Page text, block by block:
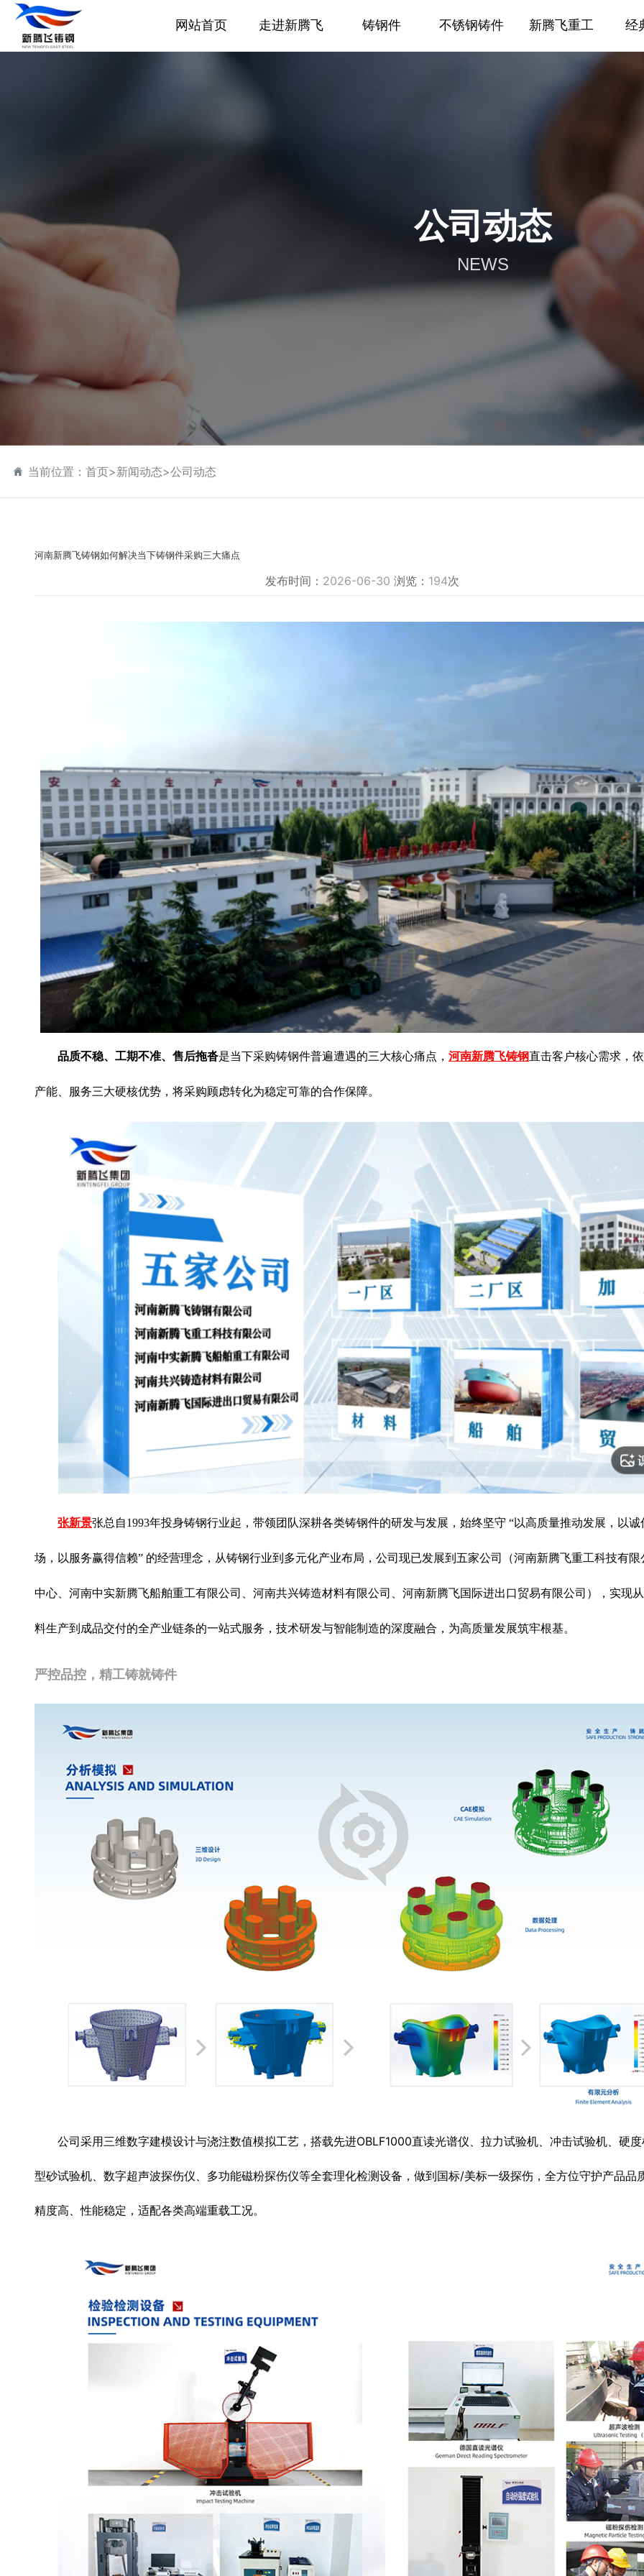
网站首页 走进新腾飞 铸钢件 不锈钢铸件 新腾飞重工 经
公司动态
NEWS
当前位置： 首页>新闻动态>公司动态
河南新腾飞铸钢如何解决当下铸钢件采购三大痛点
发布时间： 2026-06-30 浏览： 194次
品质不稳、工期不准、售后拖沓是当下采购铸钢件普遍遭遇的三大核心痛点， 河南新腾飞铸钢直击客户核心需求，
产能、服务三大硬核优势，将采购顾虑转化为稳定可靠的合作保障。
张新景张总自1993年投身铸钢行业起，带领团队深耕各类铸钢件的研发与发展，始终坚守 “以高质量推动发展，以诚
场，以服务赢得信赖” 的经营理念，从铸钢行业到多元化产业布局，公司现已发展到五家公司（河南新腾飞重工科技有限
中心、河南中实新腾飞船舶重工有限公司、河南共兴铸造材料有限公司、河南新腾飞国际进出口贸易有限公司），实现
料生产到成品交付的全产业链条的一站式服务，技术研发与智能制造的深度融合，为高质量发展筑牢根基。
严控品控，精工铸就铸件
公司采用三维数字建模设计与浇注数值模拟工艺，搭载先进OBLF1000直读光谱仪、拉力试验机、冲击试验机、硬
型砂试验机、数字超声波探伤仪、多功能磁粉探伤仪等全套理化检测设备，做到国标/美标一级探伤，全方位守护产品品
精度高、性能稳定，适配各类高端重载工况。